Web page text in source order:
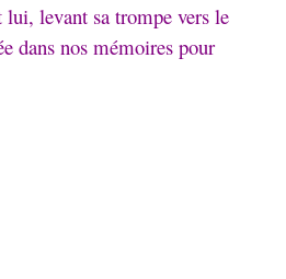
lui, levant sa trompe vers le
dans nos mémoires pour